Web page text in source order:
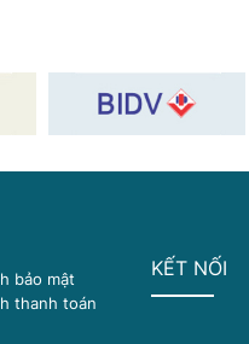
bảo mật
thanh toán
KẾT NỐI